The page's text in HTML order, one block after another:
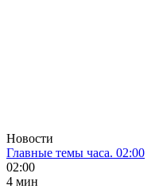
Новости
Главные темы часа. 02:00
02:00
4 мин